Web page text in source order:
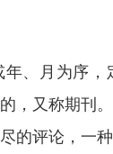
、月为序
，又称期刊
的评论，一